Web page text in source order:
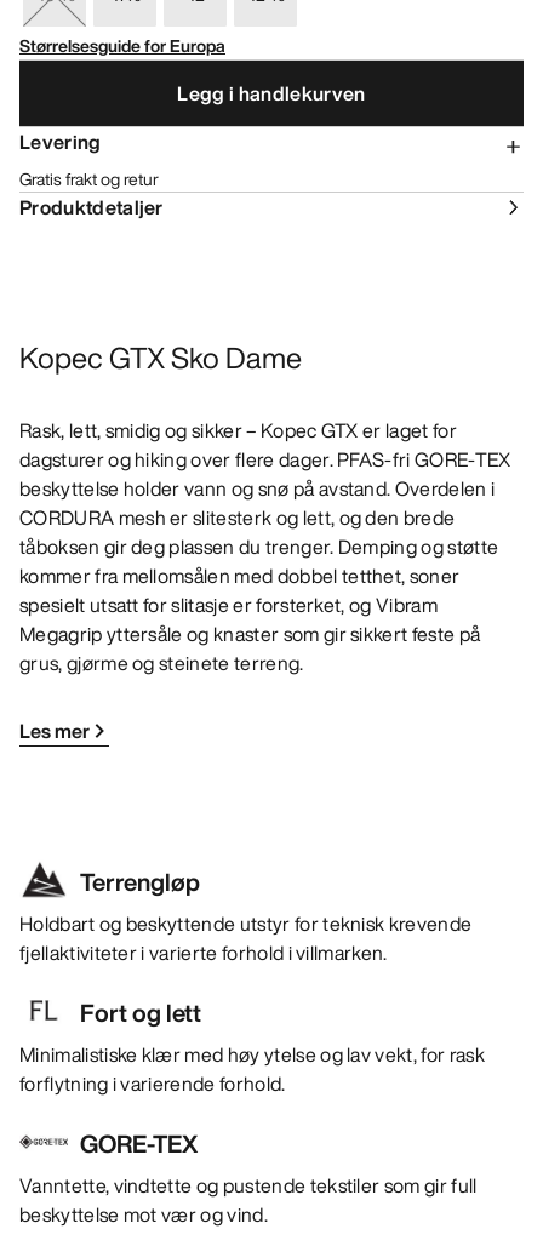
Størrelsesguide for Europa
Legg i handlekurven
Levering
Gratis frakt og retur
Produktdetaljer
Kopec GTX Sko Dame
Rask, lett, smidig og sikker – Kopec GTX er laget for
dagsturer og hiking over flere dager. PFAS-fri GORE-TEX
beskyttelse holder vann og snø på avstand. Overdelen i
CORDURA mesh er slitesterk og lett, og den brede
tåboksen gir deg plassen du trenger. Demping og støtte
kommer fra mellomsålen med dobbel tetthet, soner
spesielt utsatt for slitasje er forsterket, og Vibram
Megagrip yttersåle og knaster som gir sikkert feste på
grus, gjørme og steinete terreng.
Les mer
Terrengløp
Holdbart og beskyttende utstyr for teknisk krevende
fjellaktiviteter i varierte forhold i villmarken.
Fort og lett
Minimalistiske klær med høy ytelse og lav vekt, for rask
forflytning i varierende forhold.
GORE-TEX
Vanntette, vindtette og pustende tekstiler som gir full
beskyttelse mot vær og vind.